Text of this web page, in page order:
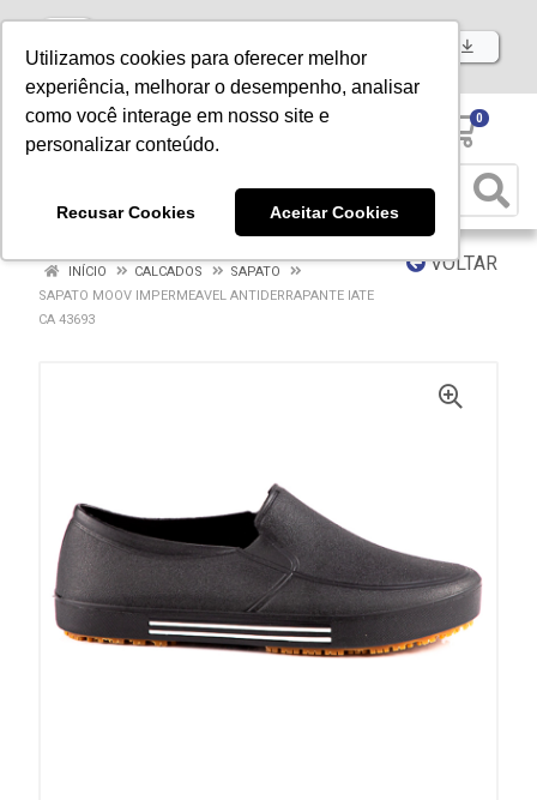
Utilizamos cookies para oferecer melhor
experiência, melhorar o desempenho, analisar
como você interage em nosso site e
personalizar conteúdo.
Recusar Cookies Aceitar Cookies
Baixe já nosso APP
0
VOLTAR
INÍCIO CALCADOS
SAPATO
SAPATO MOOV IMPERMEAVEL ANTIDERRAPANTE IATE
CA 43693